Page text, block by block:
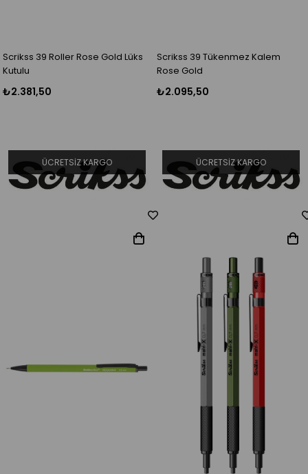
Scrikss 39 Roller Rose Gold Lüks
Kutulu
₺2.381,50
ÜCRETSIZ KARGO
Scrikss 39 Tükenmez Kalem
Rose Gold
₺2.095,50
ÜCRETSIZ KARGO